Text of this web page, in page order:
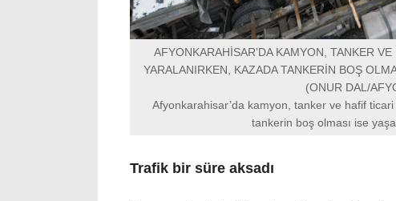
AFYONKARAHİSAR’DA KAMYON, TANKER
YARALANIRKEN, KAZADA TANKERİN BOŞ
(ONUR DAL/
Afyonkarahisar’da kamyon, tanker ve hafif ticari
tankerin boş olması ise
Trafik bir süre aksadı